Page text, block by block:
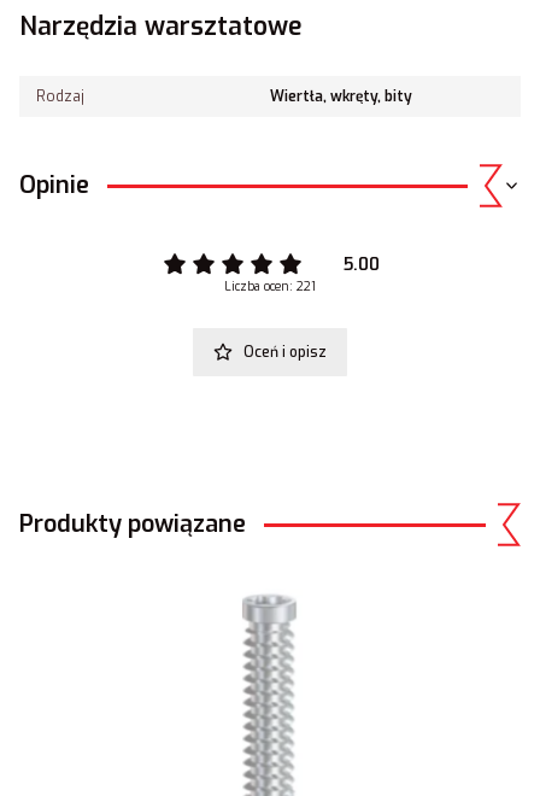
Narzędzia warsztatowe
Rodzaj Wiertła, wkręty, bity
Opinie
5.00
Liczba ocen: 221
Oceń i opisz
Produkty powiązane